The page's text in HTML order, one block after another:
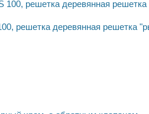
решетка деревянная решетка